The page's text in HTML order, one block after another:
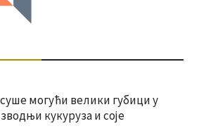
могући велики губици у
кукуруза и соје